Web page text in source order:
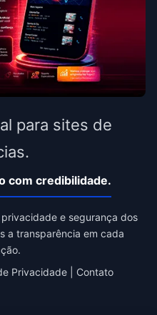
para sites de
com credibilidade.
e segurança dos
a transparência em cada
Privacidade Contato